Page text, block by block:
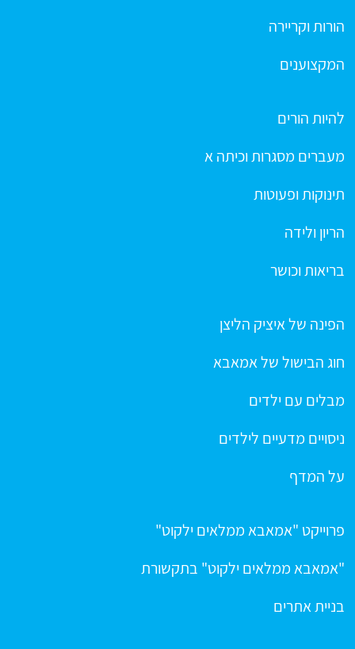
הורות וקריירה
המקצוענים
להיות הורים
מעברים מסגרות וכיתה א
תינוקות ופעוטות
הריון ולידה
בריאות וכושר
הפינה של איציק הליצן
חוג הבישול של אמאבא
מבלים עם ילדים
ניסויים מדעיים לילדים
על המדף
פרוייקט "אמאבא ממלאים ילקוט"
"אמאבא ממלאים ילקוט" בתקשורת
בניית אתרים